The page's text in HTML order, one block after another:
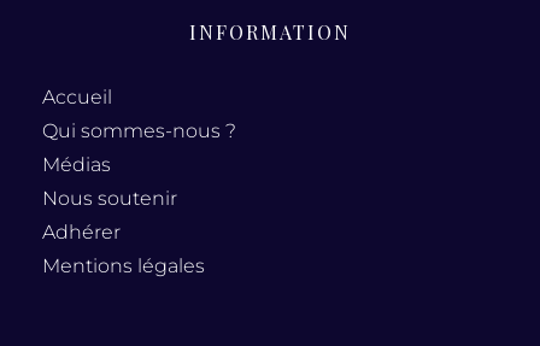
INFORMATION
Accueil
Qui sommes-nous ?
Médias
Nous soutenir
Adhérer
Mentions légales